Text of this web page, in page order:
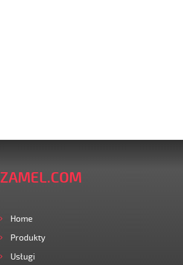
ZAMEL.COM
Home
Produkty
Usługi